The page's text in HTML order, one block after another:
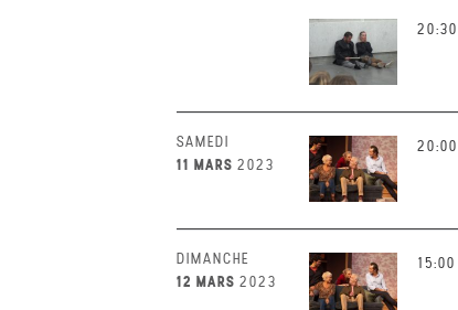
20:30
SAMEDI
11 MARS 2023
20:00
DIMANCHE
12 MARS 2023
15:00